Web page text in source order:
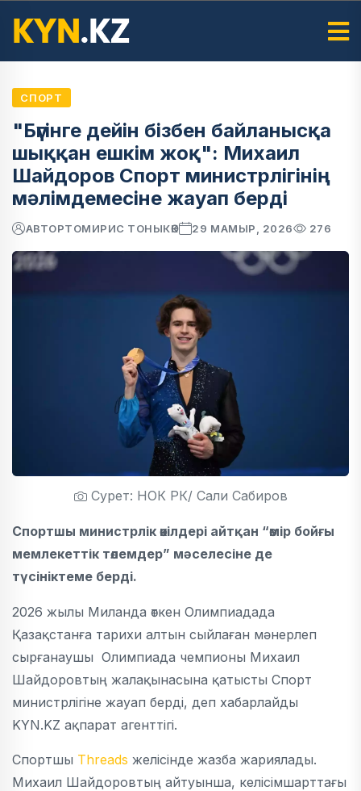
СПОРТ
"Бүгінге дейін бізбен байланысқа
шыққан ешкім жоқ": Михаил
Шайдоров Спорт министрлігінің
мәлімдемесіне жауап берді
АВТОРТОМИРИС ТОНЫКӨК 29 МАМЫР, 2026 276
Сурет: НОК РК/ Сали Сабиров
Спортшы министрлік өкілдері айтқан “өмір бойғы
мемлекеттік төлемдер” мәселесіне де
түсініктеме берді.
2026 жылы Миланда өткен Олимпиадада
Қазақстанға тарихи алтын сыйлаған мәнерлеп
сырғанаушы Олимпиада чемпионы Михаил
Шайдоровтың жалақынасына қатысты Спорт
министрлігіне жауап берді, деп хабарлайды
KYN.KZ ақпарат агенттігі.
Спортшы Threads желісінде жазба жариялады.
Михаил Шайдоровтың айтуынша, келісімшарттағы